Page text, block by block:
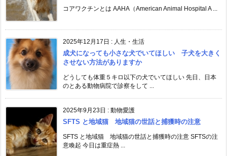
コアワクチンとは AAHA（American Animal Hospital A ...
2025年12月17日 : 人生・生活
成犬になっても小さな犬でいてほしい 子犬を大きく
させない方法がありますか
どうしても体重５キロ以下の犬でいてほしい 先日、日本
のとある動物病院で診察をして ...
2025年9月23日 : 動物愛護
SFTS と地域猫 地域猫の世話と捕獲時の注意
SFTS と地域猫 地域猫の世話と捕獲時の注意 SFTSの注
意喚起 今日は重症熱 ...